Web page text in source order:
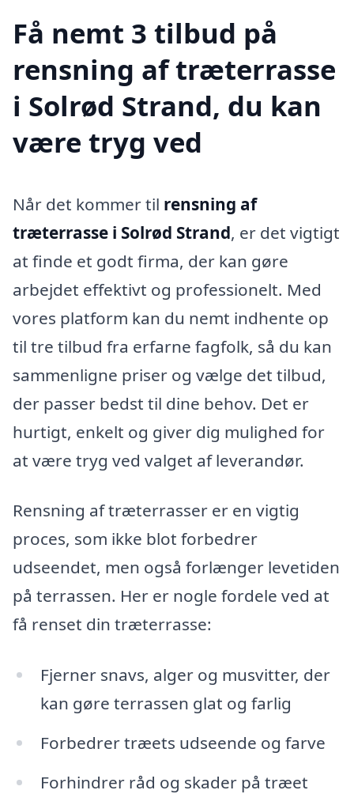
Få nemt 3 tilbud på
rensning af træterrasse
i Solrød Strand, du kan
være tryg ved
Når det kommer til rensning af
træterrasse i Solrød Strand, er det vigtigt
at finde et godt firma, der kan gøre
arbejdet effektivt og professionelt. Med
vores platform kan du nemt indhente op
til tre tilbud fra erfarne fagfolk, så du kan
sammenligne priser og vælge det tilbud,
der passer bedst til dine behov. Det er
hurtigt, enkelt og giver dig mulighed for
at være tryg ved valget af leverandør.
Rensning af træterrasser er en vigtig
proces, som ikke blot forbedrer
udseendet, men også forlænger levetiden
på terrassen. Her er nogle fordele ved at
få renset din træterrasse:
Fjerner snavs, alger og musvitter, der
kan gøre terrassen glat og farlig
Forbedrer træets udseende og farve
Forhindrer råd og skader på træet